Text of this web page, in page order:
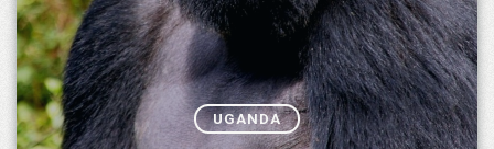
UGANDA